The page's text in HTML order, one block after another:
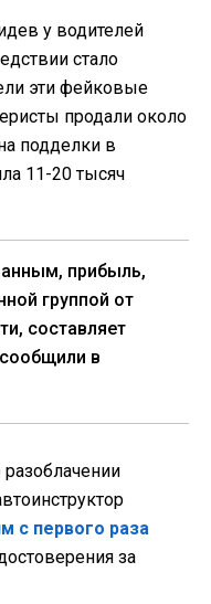
у водителей
стало
эти фейковые
продали около
подделки в
11-20 тысяч
прибыль,
группой от
составляет
в
с первого раза
за